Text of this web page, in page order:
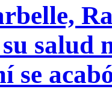
salud
se